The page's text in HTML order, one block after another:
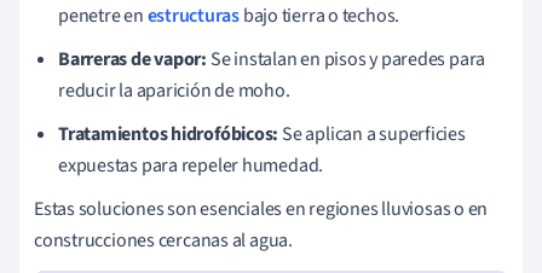
penetre enestructurasbajo tierra o techos.
Barreras de vapor: Se instalan en pisos y paredes para
reducir la aparición de moho.
Tratamientos hidrofóbicos: Se aplican a superficies
expuestas para repeler humedad.
Estas soluciones son esenciales en regiones lluviosas o en
construcciones cercanas al agua.